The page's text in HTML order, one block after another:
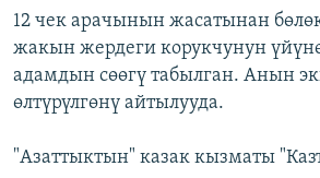
12 чек арачынын жасатынан
жакын жердеги корукчунун
адамдын сөөгү табылган. Анын
өлтүрүлгөнү айтылууда.
"Азаттыктын" казак кызматы